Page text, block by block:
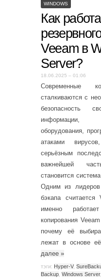
WINDOWS
Как
Veeam в
Server?
18.06.2025 – 01:06
Современные
сталкиваются с
безопасность
информации,
оборудования,
атаками
серьёзным
важнейшей
становится
Одним из
бэкапа считается
именно
копирования
почему её
лежат в основе
далее »
тэги: Hyper-V,
Backup Windows Server,